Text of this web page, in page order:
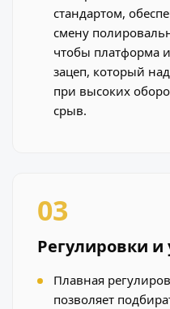
стандартом,
смену
чтобы платформа
зацеп, который
при высоких
срыв.
03
Регулировки и
Плавная
позволяет